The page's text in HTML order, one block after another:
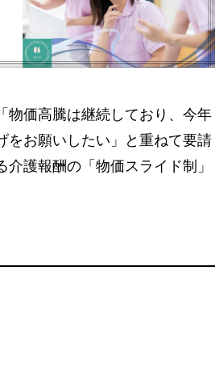
物価高騰は継続しており、今年
をお願いしたい」と重ねて要請
護報酬の「物価スライド制」